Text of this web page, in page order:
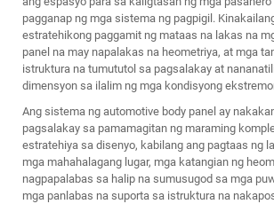
pagganap ng mga sistema ng pagpigil.
estratehikong paggamit ng mataas na lakas na
panel na may napalakas na heometriya, at mga
istruktura na tumututol sa pagsalakay at
dimensyon sa ilalim ng mga kondisyong
Ang sistema ng automotive body panel ay
pagsalakay sa pamamagitan ng maraming
estratehiya sa disenyo, kabilang ang pagtaas ng
mga mahahalagang lugar, mga katangian ng
nagpapalabas sa halip na sumusugod sa mga
mga panlabas na suporta sa istruktura na